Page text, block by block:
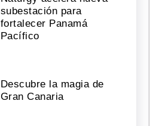
subestación para
fortalecer Panamá
Pacífico
Descubre la magia de
Gran Canaria